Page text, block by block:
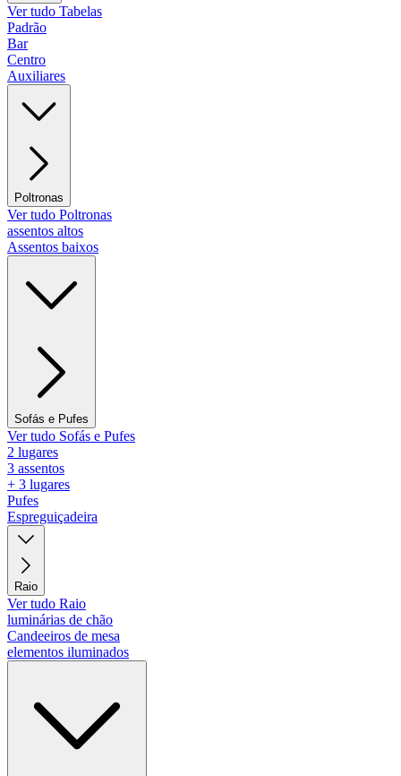
Ver tudo Tabelas
Padrão
Bar
Centro
Auxiliares
Poltronas
Ver tudo Poltronas
assentos altos
Assentos baixos
Sofás e Pufes
Ver tudo Sofás e Pufes
2 lugares
3 assentos
+ 3 lugares
Pufes
Espreguiçadeira
Raio
Ver tudo Raio
luminárias de chão
Candeeiros de mesa
elementos iluminados